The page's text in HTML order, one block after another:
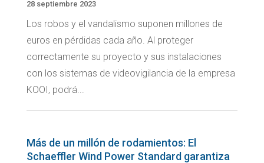
28 septiembre 2023
Los robos y el vandalismo suponen millones de
euros en pérdidas cada año. Al proteger
correctamente su proyecto y sus instalaciones
con los sistemas de videovigilancia de la empresa
KOOI, podrá...
Más de un millón de rodamientos: El
Schaeffler Wind Power Standard garantiza